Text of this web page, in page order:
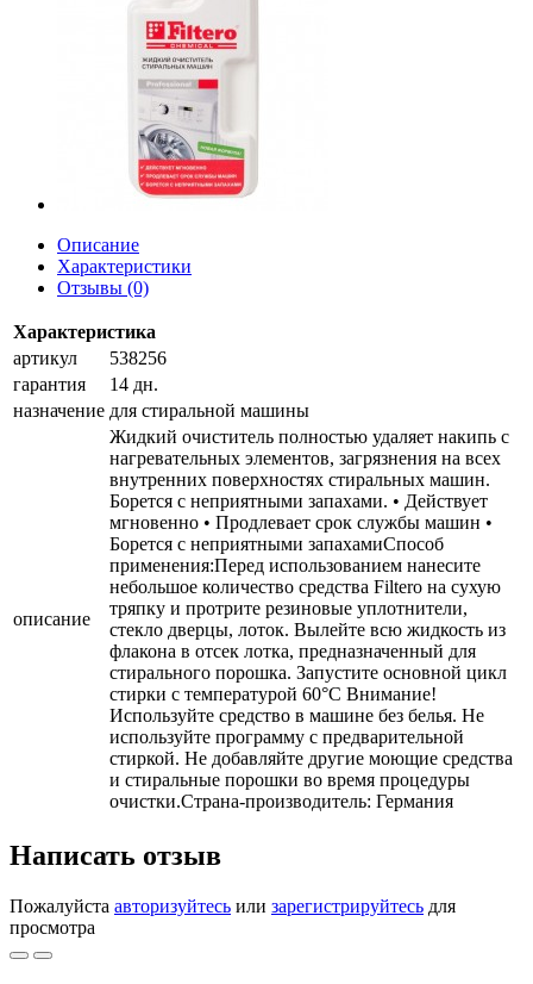
Описание
Характеристики
Отзывы (0)
Характеристика
артикул
538256
гарантия
14 дн.
назначение для стиральной машины
описание
Жидкий очиститель полностью удаляет накипь с
нагревательных элементов, загрязнения на всех
внутренних поверхностях стиральных машин.
Борется с неприятными запахами. • Действует
мгновенно • Продлевает срок службы машин •
Борется с неприятными запахамиСпособ
применения:Перед использованием нанесите
небольшое количество средства Filtero на сухую
тряпку и протрите резиновые уплотнители,
стекло дверцы, лоток. Вылейте всю жидкость из
флакона в отсек лотка, предназначенный для
стирального порошка. Запустите основной цикл
стирки с температурой 60°С Внимание!
Используйте средство в машине без белья. Не
используйте программу с предварительной
стиркой. Не добавляйте другие моющие средства
и стиральные порошки во время процедуры
очистки.Страна-производитель: Германия
Написать отзыв
Пожалуйста авторизуйтесь или зарегистрируйтесь для
просмотра